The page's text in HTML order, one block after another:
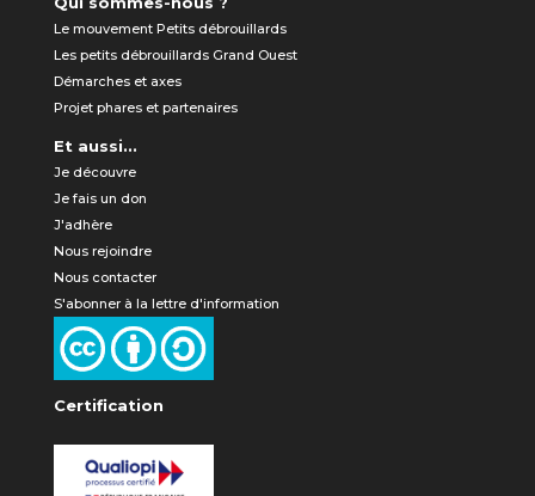
Le mouvement Petits débrouillards
Les petits débrouillards Grand Ouest
Démarches et axes
Projet phares et partenaires
Et aussi...
Je découvre
Je fais un don
J'adhère
Nous rejoindre
Nous contacter
S'abonner à la lettre d'information
Certification